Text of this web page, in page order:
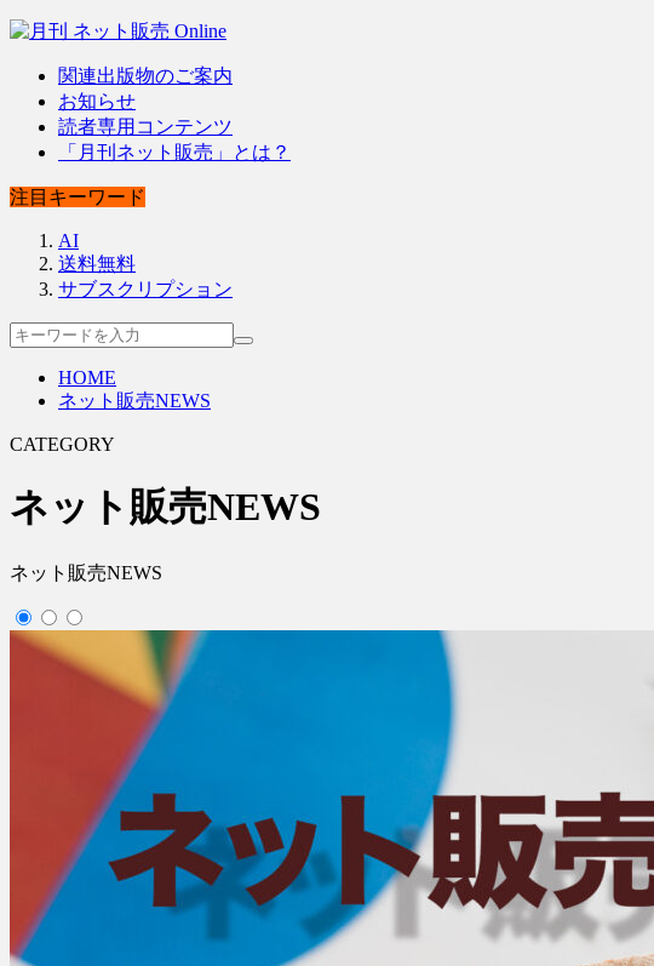
関連出版物のご案内
お知らせ
読者専用コンテンツ
「月刊ネット販売」とは？
注目キーワード
AI
送料無料
サブスクリプション
HOME
ネット販売NEWS
CATEGORY
ネット販売NEWS
ネット販売NEWS